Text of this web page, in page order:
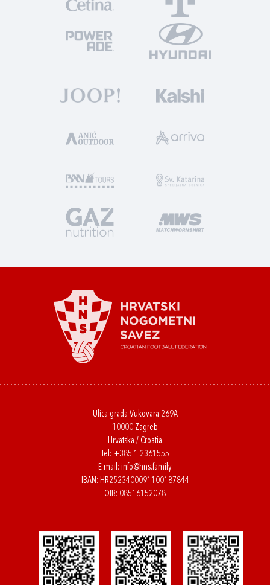
Ulica grada Vukovara 269A
10000 Zagreb
Hrvatska / Croatia
Tel: +385 1 2361555
E-mail: info@hns.family
IBAN: HR2523400091100187844
OIB: 08516152078